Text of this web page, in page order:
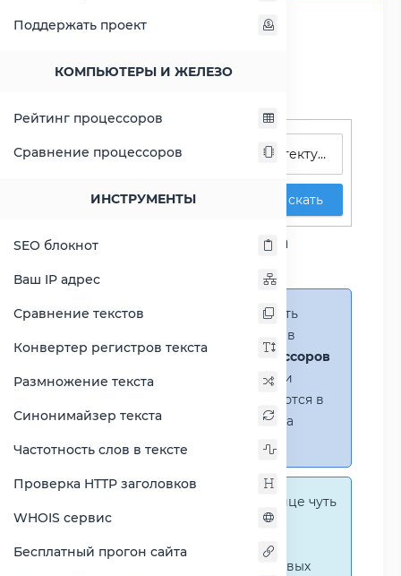
Поддержать проект
КОМПЬЮТЕРЫ И ЖЕЛЕЗО
Рейтинг процессоров
Сравнение процессоров
ИНСТРУМЕНТЫ
SEO блокнот
Ваш IP адрес
Сравнение текстов
Конвертер регистров текста
Размножение текста
Синонимайзер текста
Частотность слов в тексте
Проверка HTTP заголовков
WHOIS сервис
Бесплатный прогон сайта
Поиск процессоров
Искать
Сравнение процессора
Справка:
Можно добавить
несколько процессоров в
сравнение(до 14 процессоров
в таблице)
. В случае если
процессоры не помещаются в
таблицу, появится полоса
На этой странице чуть
графические сравнения
количественных и числовых